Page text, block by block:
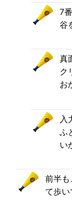
7
谷
真
ク
お
入
ふ
い
前半
て歩い